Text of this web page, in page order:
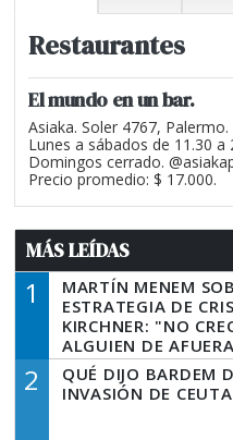
Restaurantes
El mundo en un bar.
Asiaka. Soler 4767,
Lunes a sábados de 11.30 a
Domingos cerrado.
Precio promedio: $ 17.000.
MÁS LEÍDAS
1
MARTÍN MENEM
ESTRATEGIA DE
KIRCHNER: "NO
ALGUIEN DE
DECIR A LA
TIENE QUE HACER"
2
QUÉ DIJO BARDEM
INVASIÓN DE CEUTA